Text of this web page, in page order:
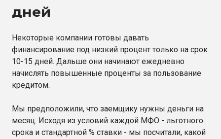
дней
Некоторые компании готовы давать
финансирование под низкий процент только на срок
10-15 дней. Дальше они начинают ежедневно
начислять повышенные проценты за пользование
кредитом.
Мы предположили, что заемщику нужны деньги на
месяц. Исходя из условий каждой МФО - льготного
срока и стандартной % ставки - мы посчитали, какой